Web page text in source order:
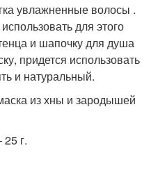
увлажненные волосы .
для этого
и шапочку для душа
придется использовать
и натуральный.
из хны и зародышей
г.